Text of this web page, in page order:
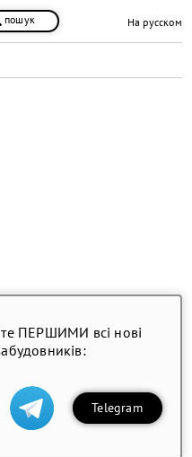
пошук На русском
ПЕРШИМИ всі нові
Telegram